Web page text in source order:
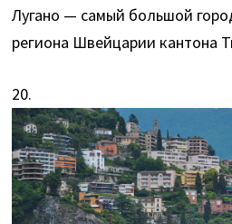
Лугано — самый большой
региона Швейцарии кантона
20.